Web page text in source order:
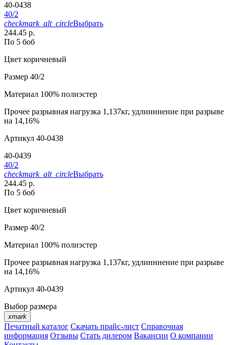
40-0438
40/2
checkmark_alt_circleВыбрать
244.45 р.
По 5 боб
Цвет коричневый
Размер 40/2
Материал 100% полиэстер
Прочее разрывная нагрузка 1,137кг, удлинннение при разрыве
на 14,16%
Артикул 40-0438
40-0439
40/2
checkmark_alt_circleВыбрать
244.45 р.
По 5 боб
Цвет коричневый
Размер 40/2
Материал 100% полиэстер
Прочее разрывная нагрузка 1,137кг, удлинннение при разрыве
на 14,16%
Артикул 40-0439
Выбор размера
xmark
Печатный каталог Скачать прайс-лист Справочная
информация Отзывы Стать дилером Вакансии О компании